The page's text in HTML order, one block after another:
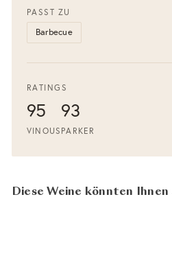
PASST ZU
Barbecue
RATINGS
95
VINOUS
93
PARKER
Diese Weine könnten